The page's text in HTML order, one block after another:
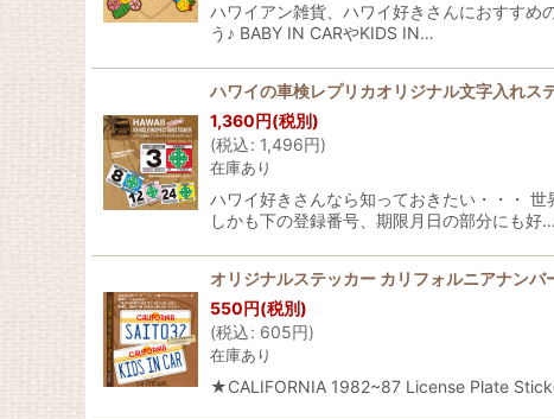
ハワイアン雑貨、ハワイ好きさんにおすすめ
う♪ BABY IN CARやKIDS IN…
ハワイの車検レプリカオリジナル文字入れス
1,360円(税別)
(税込: 1,496円)
在庫あり
ハワイ好きさんなら知っておきたい・・・
しかも下の登録番号、期限月日の部分にも好…
オリジナルステッカー カリフォルニアナン
550円(税別)
(税込: 605円)
在庫あり
★CALIFORNIA 1982~87 License Plate